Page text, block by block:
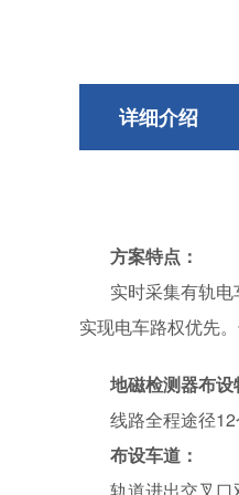
详细介绍
方案特点：
实时采集有轨
实现电车路权优先
地磁检测器布设
线路全程途径
布设车道：